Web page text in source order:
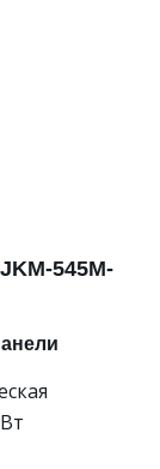
545M-